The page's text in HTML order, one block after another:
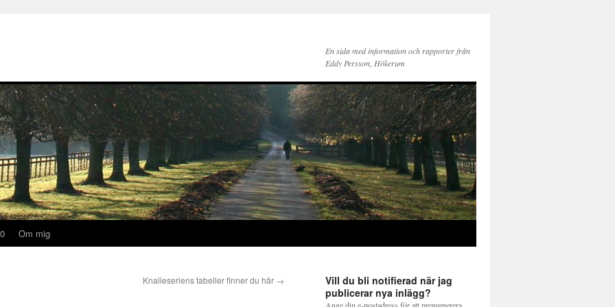
En sida med information och rapporter från
Eddy Persson, Hökerum
Om mig
Knalleseriens tabeller finner du här →
Vill du bli notifierad när jag
publicerar nya inlägg?